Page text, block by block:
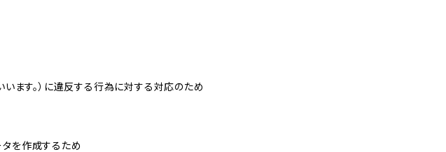
います。）に違反する行為に対する対応のため
タを作成するため